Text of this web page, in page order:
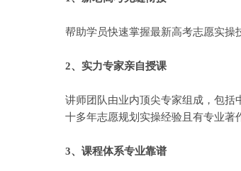
帮助学员快速掌握最新高考志愿实操
2、实力专家亲自授课
讲师团队由业内顶尖专家组成，包括
十多年志愿规划实操经验且有专业著
3、课程体系专业靠谱